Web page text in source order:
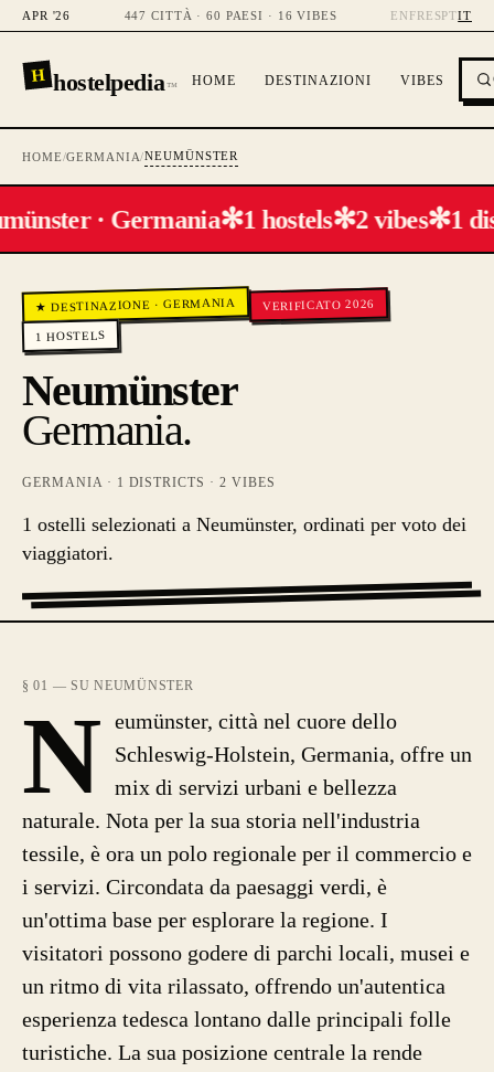
APR '26 447 CITTÀ · 60 PAESI · 16 VIBES EN FR ESPTIT
H hostelpedia™ HOME DESTINAZIONI VIBES
HOME/GERMANIA/NEUMÜNSTER
· Germania✻1 hostels✻2 vibes✻1
★ DESTINAZIONE ·GERMANIA VERIFICATO 2026
1 HOSTELS
Neumünster
Germania.
GERMANIA· 1 DISTRICTS ·2 VIBES
1 ostelli selezionati a Neumünster, ordinati per voto dei
viaggiatori.
§ 01 — SU NEUMÜNSTER
N eumünster, città nel cuore dello
Schleswig-Holstein, Germania, offre un
mix di servizi urbani e bellezza
naturale. Nota per la sua storia nell'industria
tessile, è ora un polo regionale per il commercio e
i servizi. Circondata da paesaggi verdi, è
un'ottima base per esplorare la regione. I
visitatori possono godere di parchi locali, musei e
un ritmo di vita rilassato, offrendo un'autentica
esperienza tedesca lontano dalle principali folle
turistiche. La sua posizione centrale la rende